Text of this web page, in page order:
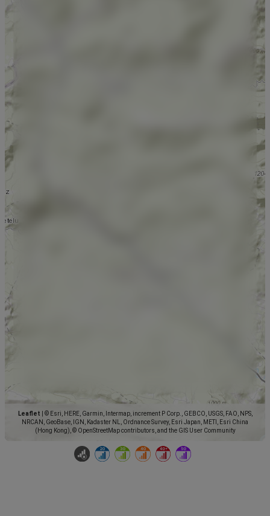
Leaflet
© Esri, HERE, Garmin, Intermap, increment P Corp., GEBCO, USGS, FAO, NPS,
NRCAN, GeoBase, IGN, Kadaster NL, Ordnance Survey, Esri Japan, METI, Esri China
(Hong Kong), © OpenStreetMap contributors, and the GIS User Community